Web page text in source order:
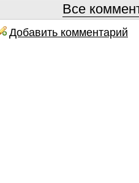
Все
Добавить комментарий